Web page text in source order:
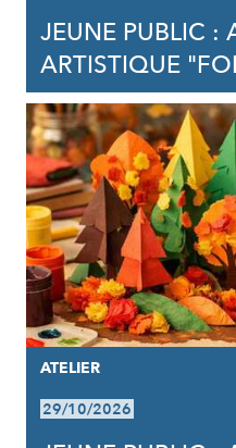
JEUNE PUBLIC :
ARTISTIQUE
ATELIER
29/10/2026